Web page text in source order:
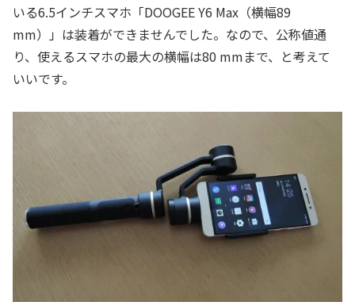
いる6.5インチスマホ「DOOGEE Y6 Max（横幅89
mm）」は装着ができませんでした。なので、公称値通
り、使えるスマホの最大の横幅は80 mmまで、と考えて
いいです。